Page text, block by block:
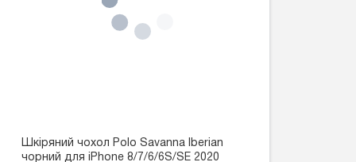
Шкіряний чохол Polo Savanna lberian
чорний для iPhone 8/7/6/6S/SE 2020